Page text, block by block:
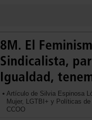
8M. El
Sindicalista,
Igualdad,
Artículo de Silvia Espinosa
Mujer, LGTBI+ y Políticas
CCOO